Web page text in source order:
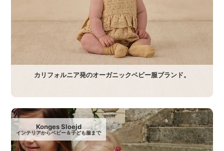
カリフォルニア発のオーガニックベビー服ブランド。
Konges Sloejd
インテリアからベビー＆子ども服まで